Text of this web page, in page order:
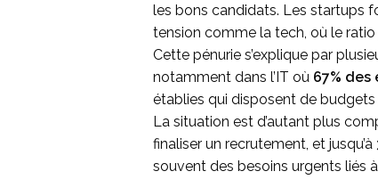
les bons candidats. Les startups
tension comme la tech, où le
Cette pénurie s’explique par
notamment dans l’IT où 67% des
établies qui disposent de
La situation est d’autant plus
finaliser un recrutement, et jusqu’à
souvent des besoins urgents liés